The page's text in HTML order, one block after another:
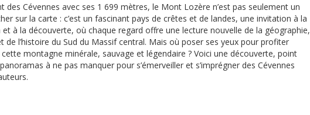
des Cévennes avec ses 1 699 mètres, le Mont Lozère n’est pas seulement un
sur la carte : c’est un fascinant pays de crêtes et de landes, une invitation à la
à la découverte, où chaque regard offre une lecture nouvelle de la géographie,
de l’histoire du Sud du Massif central. Mais où poser ses yeux pour profiter
montagne minérale, sauvage et légendaire ? Voici une découverte, point
à ne pas manquer pour s’émerveiller et s’imprégner des Cévennes